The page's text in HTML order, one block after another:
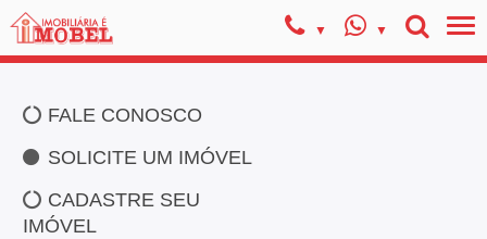
FALE CONOSCO
SOLICITE UM IMÓVEL
CADASTRE SEU
IMÓVEL